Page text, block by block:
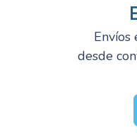
Envíos
desde